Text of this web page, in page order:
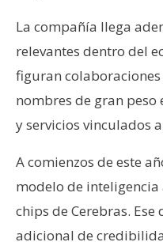
La compañía llega
relevantes dentro del
figuran colaboraciones
nombres de gran
y servicios vinculados
A comienzos de este
modelo de
chips de Cerebras.
adicional de